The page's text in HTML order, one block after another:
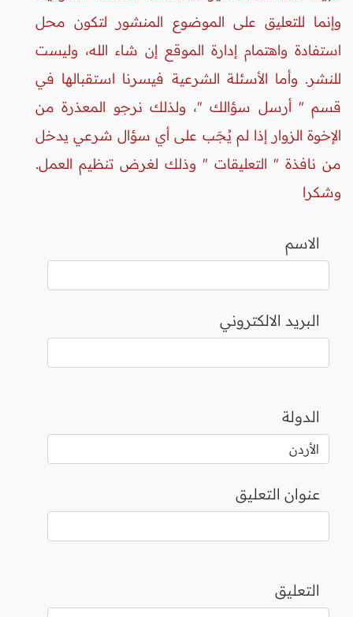
وإنما للتعليق على الموضوع المنشور لتكون محل
استفادة واهتمام إدارة الموقع إن شاء الله، وليست
للنشر. وأما الأسئلة الشرعية فيسرنا استقبالها في
قسم " أرسل سؤالك "، ولذلك نرجو المعذرة من
الإخوة الزوار إذا لم يُجَب على أي سؤال شرعي يدخل
من نافذة " التعليقات " وذلك لغرض تنظيم العمل.
وشكرا
الاسم
البريد الالكتروني
الدولة
عنوان التعليق
التعليق